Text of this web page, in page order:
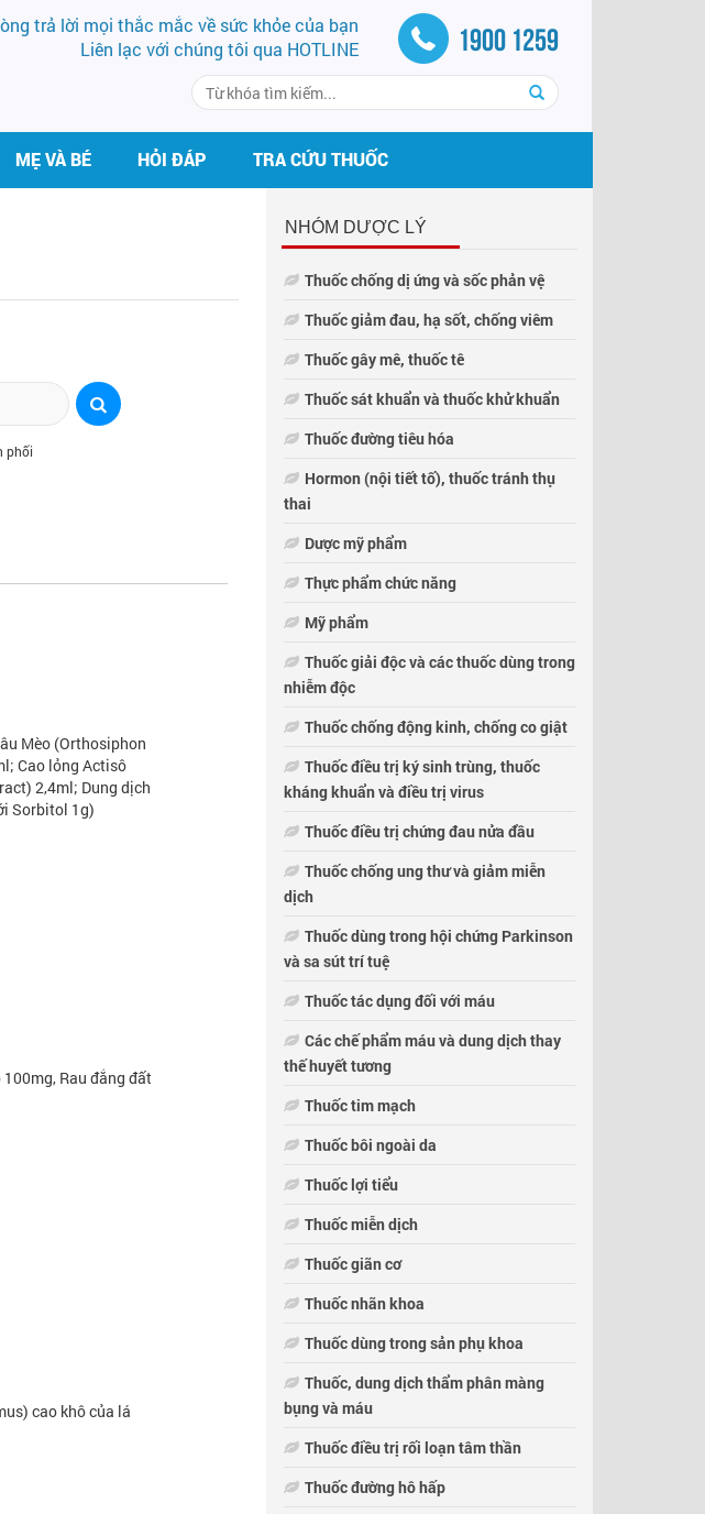
trả lời mọi thắc mắc về sức khỏe của bạn
Liên lạc với chúng tôi qua HOTLINE
1900 1259
MẸ VÀ BÉ HỎI ĐÁP TRA CỨU THUỐC
phối
Mèo (Orthosiphon
Cao lỏng Actisô
2,4ml; Dung dịch
Sorbitol 1g)
Rau đắng đất
cao khô của lá
NHÓM DƯỢC LÝ
Thuốc chống dị ứng và sốc phản vệ
Thuốc giảm đau, hạ sốt, chống viêm
Thuốc gây mê, thuốc tê
Thuốc sát khuẩn và thuốc khử khuẩn
Thuốc đường tiêu hóa
Hormon (nội tiết tố), thuốc tránh thụ
thai
Dược mỹ phẩm
Thực phẩm chức năng
Mỹ phẩm
Thuốc giải độc và các thuốc dùng trong
nhiễm độc
Thuốc chống động kinh, chống co giật
Thuốc điều trị ký sinh trùng, thuốc
kháng khuẩn và điều trị virus
Thuốc điều trị chứng đau nửa đầu
Thuốc chống ung thư và giảm miễn
dịch
Thuốc dùng trong hội chứng Parkinson
và sa sút trí tuệ
Thuốc tác dụng đối với máu
Các chế phẩm máu và dung dịch thay
thế huyết tương
Thuốc tim mạch
Thuốc bôi ngoài da
Thuốc lợi tiểu
Thuốc miễn dịch
Thuốc giãn cơ
Thuốc nhãn khoa
Thuốc dùng trong sản phụ khoa
Thuốc, dung dịch thẩm phân màng
bụng và máu
Thuốc điều trị rối loạn tâm thần
Thuốc đường hô hấp